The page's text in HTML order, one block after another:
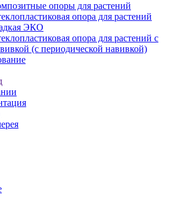
опоры для растений
опора для растений
ЭКО
опора для растений с
(с периодической навивкой)